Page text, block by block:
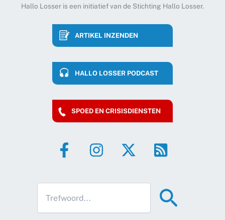
Hallo Losser is een initiatief van de Stichting Hallo Losser.
ARTIKEL INZENDEN
HALLO LOSSER PODCAST
SPOED EN CRISISDIENSTEN